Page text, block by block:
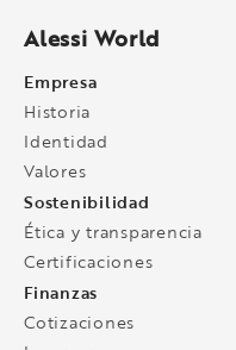
Alessi World
Empresa
Historia
Identidad
Valores
Sostenibilidad
Ética y transparencia
Certificaciones
Finanzas
Cotizaciones